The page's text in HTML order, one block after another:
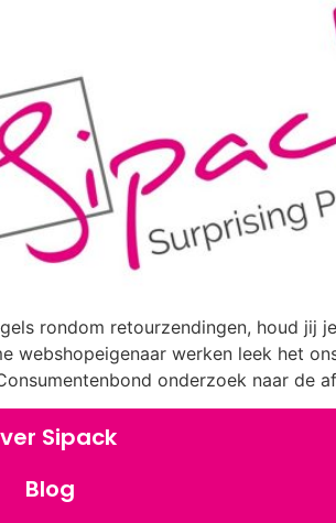
rondom retourzendingen, houd jij
webshopeigenaar werken leek het
onderzoek naar de
Sipack
Blog